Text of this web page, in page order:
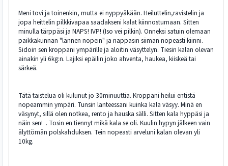
Meni tovi ja toinenkin, mutta ei nyppyäkään. Heiluttelin,ravistelin ja
jopa heittelin pilkkivapaa saadakseni kalat kiinnostumaan. Sitten
minulla tärppäsi ja NAPS! IVP! (Iso vei pilkin). Onneksi satuin olemaan
paikkakunnan "lännen nopein" ja nappasin siiman nopeasti kiinni.
Sidoin sen kroppani ympärille ja aloitin väsyttelyn. Tiesin kalan olevan
ainakin yli 6kg:n. Lajiksi epäilin joko ahventa, haukea, kiiskeä tai
särkeä.
Tätä taistelua oli kulunut jo 30minuuttia. Kroppani heilui entistä
nopeammin ympäri. Tunsin lanteessani kuinka kala väsyy. Minä en
väsynyt, sillä olen notkea, rento ja hauska sälli. Sitten kala hyppäsi ja
näin sen! . Tosin en tiennyt mikä kala se oli. Kuulin hypyn jälkeen vain
älyttömän polskahduksen. Tein nopeasti arveluni kalan olevan yli
10kg.